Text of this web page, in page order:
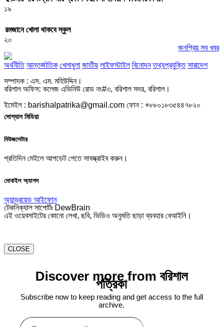
১৯
রমজানে খোলা থাকবে স্কুল
২০
জনপ্রিয় সব খবর
অর্থনীতি আন্তর্জাতিক খেলাধুলা জাতীয় লাইফস্টাইল বিনোদন তথ্যপ্রযুক্তি সারাদেশ
সম্পাদক : এস. এম. মহিউদ্দিন।
বরিশাল অফিস: কলেজ এভিনিউ রোড নং#৩, বরিশাল সদর, বরিশাল।
ইমেইল : barishalpatrika@gmail.com ফোন : +৮৮০১৮৩৫৪৪৭৮২০
সোশ্যাল মিডিয়া
নিউজলেটার
প্রতিদিন মেইলে আপডেট পেতে সাবস্ক্রাইব করুন।
মোবাইল অ্যাপস
অ্যান্ড্রয়েড আইফোন
টেকনিক্যাল সাপোর্টঃ DewBrain
এই ওয়েবসাইটের কোনো লেখা, ছবি, ভিডিও অনুমতি ছাড়া ব্যবহার বেআইনি।
CLOSE
Discover more from বরিশাল
পত্রিকা
Subscribe now to keep reading and get access to the full
archive.
Type